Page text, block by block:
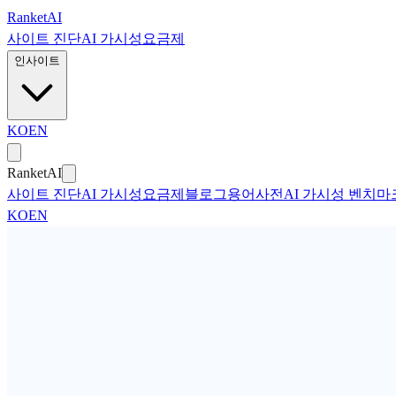
본문으로 건너뛰기
RanketAI
사이트 진단AI 가시성 요금제
인사이트
KOEN
RanketAI
사이트 진단AI 가시성 요금제 블로그용어사전 AI 가시성 벤치마
KOEN